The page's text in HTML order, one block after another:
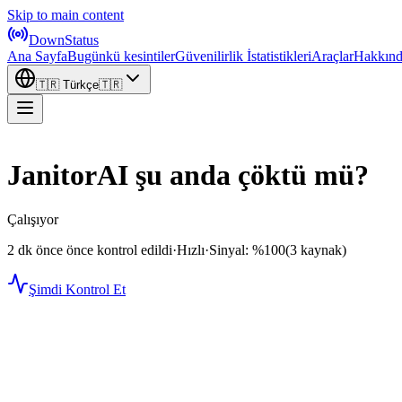
Skip to main content
DownStatus
Ana SayfaBugünkü kesintilerGüvenilirlik İstatistikleriAraçlar
🇹🇷 Türkçe🇹🇷
JanitorAI şu anda çöktü mü?
Çalışıyor
2 dk önce önce kontrol edildi·Hızlı·Sinyal: %100(3 kaynak)
Şimdi Kontrol Et